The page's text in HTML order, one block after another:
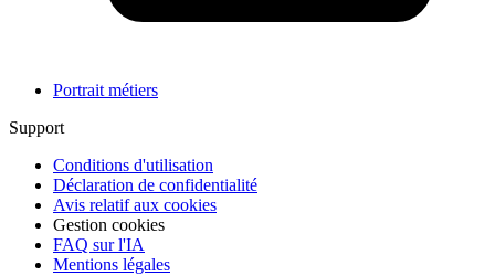
Portrait métiers
Support
Conditions d'utilisation
Déclaration de confidentialité
Avis relatif aux cookies
Gestion cookies
FAQ sur l'IA
Mentions légales